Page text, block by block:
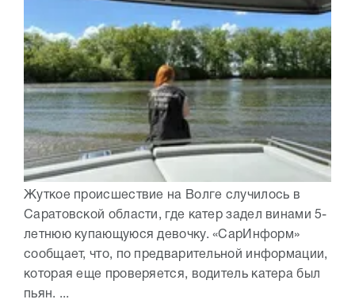
Жуткое происшествие на Волге случилось в
Саратовской области, где катер задел винами 5-
летнюю купающуюся девочку. «СарИнформ»
сообщает, что, по предварительной информации,
которая еще проверяется, водитель катера был
пьян. ...